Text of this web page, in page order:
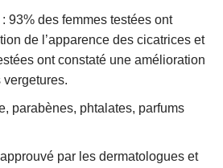
93% des femmes testées ont
de l’apparence des cicatrices et
ont constaté une amélioration
vergetures.
parabènes, phtalates, parfums
par les dermatologues et